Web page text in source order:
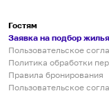
Гостям
Заявка на подбор жилья
Пользовательское
Политика обработки
Правила бронирования
Пользовательское